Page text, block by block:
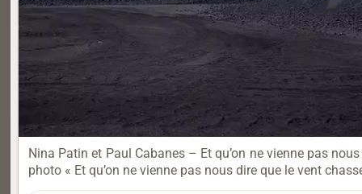
Nina Patin et Paul Cabanes – Et qu’on ne vienne pas
photo « Et qu’on ne vienne pas nous dire que le vent